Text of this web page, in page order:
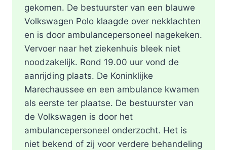
gekomen. De bestuurster van een blauwe
Volkswagen Polo klaagde over nekklachten
en is door ambulancepersoneel nagekeken.
Vervoer naar het ziekenhuis bleek niet
noodzakelijk. Rond 19.00 uur vond de
aanrijding plaats. De Koninklijke
Marechaussee en een ambulance kwamen
als eerste ter plaatse. De bestuurster van
de Volkswagen is door het
ambulancepersoneel onderzocht. Het is
niet bekend of zij voor verdere behandeling